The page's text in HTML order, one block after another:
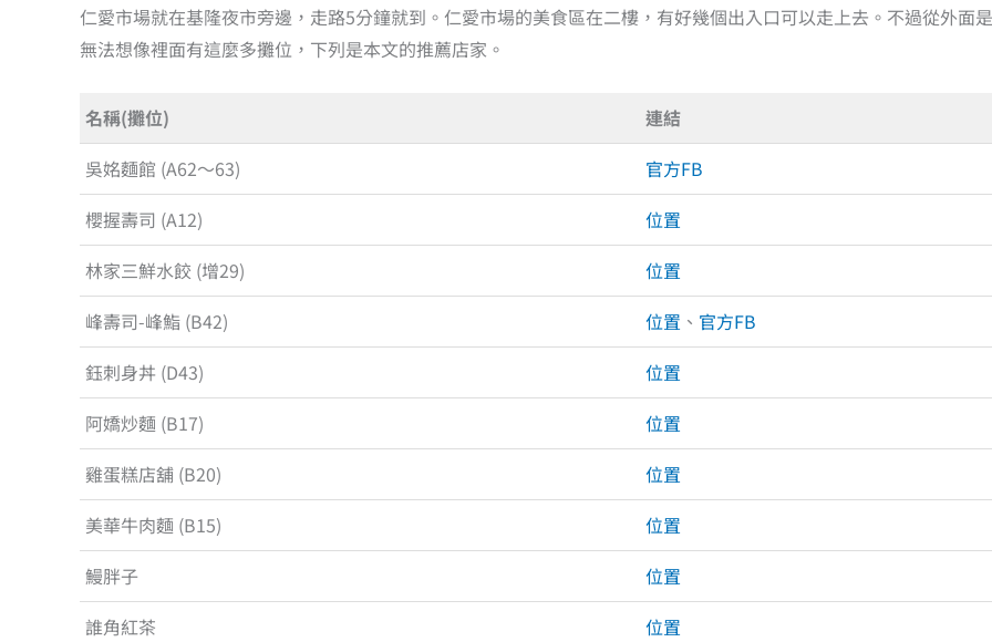
仁愛市場就在基隆夜市旁邊，走路5分鐘就到。仁愛市場的美食區在二樓，有好幾個出入口可以走上去。不過從外面
無法想像裡面有這麼多攤位，下列是本文的推薦店家。
名稱(攤位)
連結
吳姳麵館 (A62～63)
官方FB
櫻握壽司 (A12)
位置
林家三鮮水餃 (增29)
位置
峰壽司-峰鮨 (B42)
位置 、 官方FB
鈺刺身丼 (D43)
位置
阿嬌炒麵 (B17)
位置
雞蛋糕店舖 (B20)
位置
美華牛肉麵 (B15)
位置
鰻胖子
位置
誰角紅茶
位置